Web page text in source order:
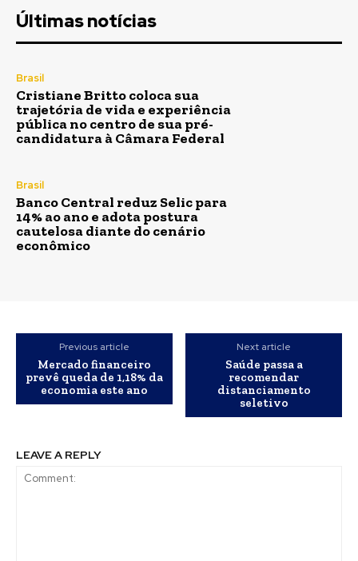
Últimas notícias
Brasil
Cristiane Britto coloca sua
trajetória de vida e experiência
pública no centro de sua pré-
candidatura à Câmara Federal
Brasil
Banco Central reduz Selic para
14% ao ano e adota postura
cautelosa diante do cenário
econômico
Previous article
Mercado financeiro
prevê queda de 1,18% da
economia este ano
Next article
Saúde passa a
recomendar
distanciamento
seletivo
LEAVE A REPLY